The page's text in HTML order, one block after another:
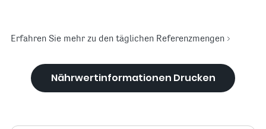
Erfahren Sie mehr zu den täglichen Referenzmengen
Nährwertinformationen Drucken